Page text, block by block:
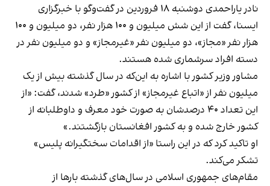
نادر یاراحمدی دوشنبه ۱۸ فروردین در گفت‌وگو با خبرگزاری
ایسنا، گفت از این شش میلیون و ۱۰۰ هزار نفر، دو میلیون و ۱۰۰
هزار نفر «مجاز»، دو میلیون نفر «غیرمجاز» و دو میلیون نفر در
دسته افراد سرشماری شده هستند.
مشاور وزیر کشور با اشاره به این‌که در سال گذشته بیش از یک
میلیون نفر از «اتباع غیر‌مجاز» از کشور «طرد» شدند، گفت: «از
این تعداد ۴۰ درصدشان به صورت خود معرف و داوطلبانه از
کشور خارج شده و به کشور افغانستان بازگشتند.»
او تاکید کرد که در این راستا «از اقدامات سختگیرانه پلیس»
تشکر می‌کند.
مقام‌های جمهوری اسلامی در سال‌های گذشته بارها از